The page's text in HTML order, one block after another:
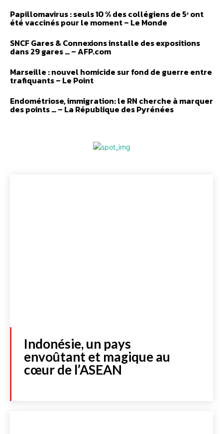
Papillomavirus : seuls 10 % des collégiens de 5ᵉ ont
été vaccinés pour le moment – Le Monde
SNCF Gares & Connexions installe des expositions
dans 29 gares … – AFP.com
Marseille : nouvel homicide sur fond de guerre entre
trafiquants – Le Point
Endométriose, immigration: le RN cherche à marquer
des points … – La République des Pyrénées
Indonésie, un pays
envoûtant et magique au
cœur de l’ASEAN